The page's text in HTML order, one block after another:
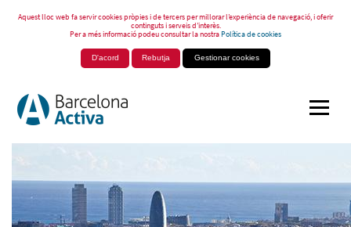
Aquest lloc web fa servir cookies pròpies i de tercers per millorar l’experiència de navegació, i oferir
continguts i serveis d’interès.
Per a més informació podeu consultar la nostraPolítica de cookies
D'acord Rebutja Gestionar cookies